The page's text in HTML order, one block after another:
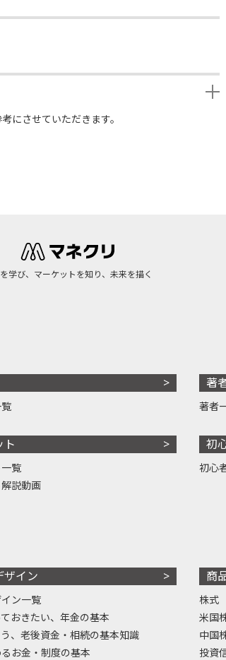
にさせていただきます。
学び、マーケットを知り、未来を描く
ト
覧
説動画
著
著者
初
初心
ザイン
ン一覧
おきたい、年金の基本
、老後資金・相続の基本知識
お金・制度の基本
商
株式
米国
中国
投資